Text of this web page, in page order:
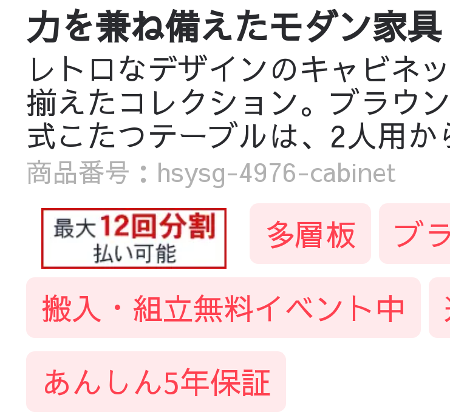
力を兼ね備えたモダン家
レトロなデザインのキャビネ
揃えたコレクション。ブラウ
式こたつテーブルは、2人用か
商品番号：hsysg-4976-cabinet
多層板 ブ
搬入・組立無料イベント中
あんしん5年保証